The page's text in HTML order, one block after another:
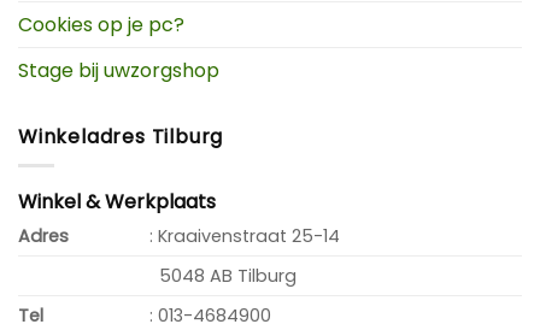
Cookies op je pc?
Stage bij uwzorgshop
Winkeladres Tilburg
Winkel & Werkplaats
Adres
: Kraaivenstraat 25-14
5048 AB Tilburg
Tel
: 013-4684900